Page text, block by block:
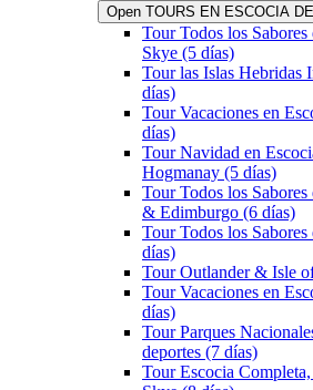
Open TOURS EN ESCOCIA
Tour Todos los
Skye (5 días)
Tour las Islas
días)
Tour Vacaciones en
días)
Tour Navidad en
Hogmanay (5 días)
Tour Todos los
& Edimburgo (6 días)
Tour Todos los
días)
Tour Outlander & Isle
Tour Vacaciones en
días)
Tour Parques
deportes (7 días)
Tour Escocia